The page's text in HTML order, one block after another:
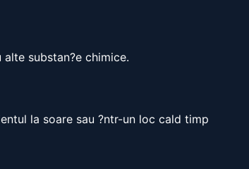
substan?e chimice.
la soare sau ?ntr-un loc cald timp